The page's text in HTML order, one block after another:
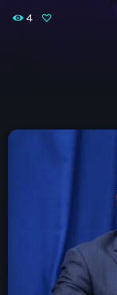
Actualités
Blog Grid
Contact
4